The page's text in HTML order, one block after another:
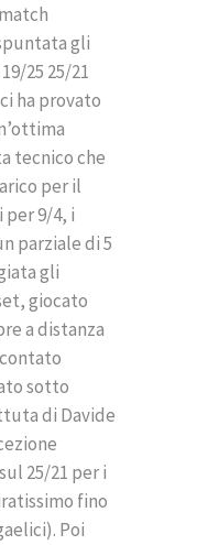
gli
25 25/21
ha provato
tecnico che
per il
9/4, i
parziale di 5
gli
giocato
a distanza
sotto
di Davide
25/21 per i
fino
Poi